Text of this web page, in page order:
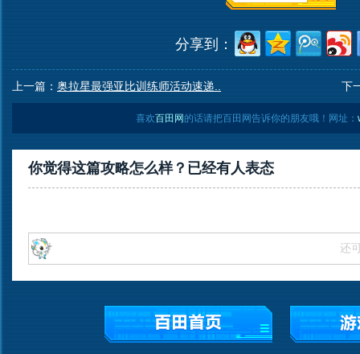
分享到：
上一篇： 奥拉星最强亚比训练师活动速递.. 下
喜欢百田网 的话请把百田网告诉你的朋友哦！网址：
你觉得这篇攻略怎么样？已经有人表态
还